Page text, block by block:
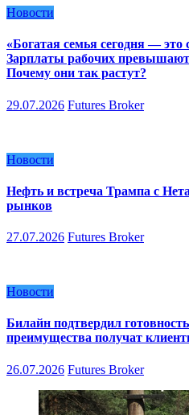
Новости
«Богатая семья сегодня —
Зарплаты рабочих
Почему они так растут?
29.07.2026 Futures Broker
Новости
Нефть и встреча Трампа с
рынков
27.07.2026 Futures Broker
Новости
Билайн подтвердил
преимущества получат
26.07.2026 Futures Broker